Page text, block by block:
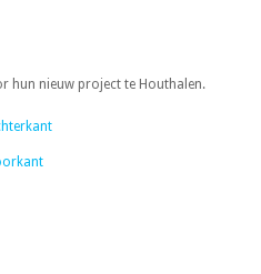
hun nieuw project te Houthalen.